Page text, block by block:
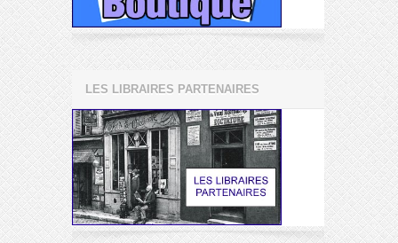
LES LIBRAIRES PARTENAIRES